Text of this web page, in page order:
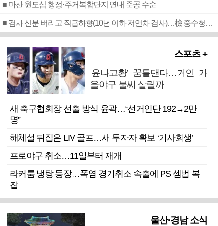
■ 마산 원도심 행정·주거복합단지 연내 준공 수순
■ 검사 신분 버리고 직급하향(10년 이하 저연차 검사)…檢 중수청행 기피
스포츠 +
‘윤나고황’ 꿈틀댄다…거인 가
을야구 불씨 살릴까
새 축구협회장 선출 방식 윤곽…“선거인단 192→2만
명”
해체설 뒤집은 LIV 골프…새 투자자 확보 ‘기사회생’
프로야구 취소…11일부터 재개
라커룸 냉탕 등장…폭염 경기취소 속출에 PS 셈법 복
잡
울산·경남 소식